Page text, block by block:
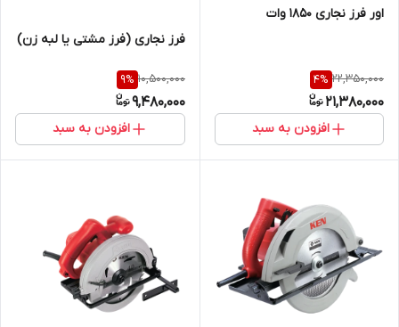
اور فرز نجاری 1850 وات
22,350,000
4%
21,380,000
افزودن به سبد
فرز نجاری (فرز مشتی یا لبه زن)
10,500,000
9%
9,480,000
افزودن به سبد